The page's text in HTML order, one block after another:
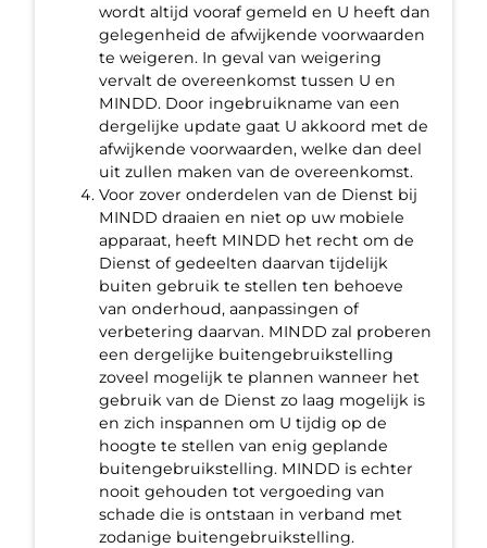
wordt altijd vooraf gemeld en U heeft dan
gelegenheid de afwijkende voorwaarden
te weigeren. In geval van weigering
vervalt de overeenkomst tussen U en
MINDD. Door ingebruikname van een
dergelijke update gaat U akkoord met de
afwijkende voorwaarden, welke dan deel
uit zullen maken van de overeenkomst.
Voor zover onderdelen van de Dienst bij
MINDD draaien en niet op uw mobiele
apparaat, heeft MINDD het recht om de
Dienst of gedeelten daarvan tijdelijk
buiten gebruik te stellen ten behoeve
van onderhoud, aanpassingen of
verbetering daarvan. MINDD zal proberen
een dergelijke buitengebruikstelling
zoveel mogelijk te plannen wanneer het
gebruik van de Dienst zo laag mogelijk is
en zich inspannen om U tijdig op de
hoogte te stellen van enig geplande
buitengebruikstelling. MINDD is echter
nooit gehouden tot vergoeding van
schade die is ontstaan in verband met
zodanige buitengebruikstelling.